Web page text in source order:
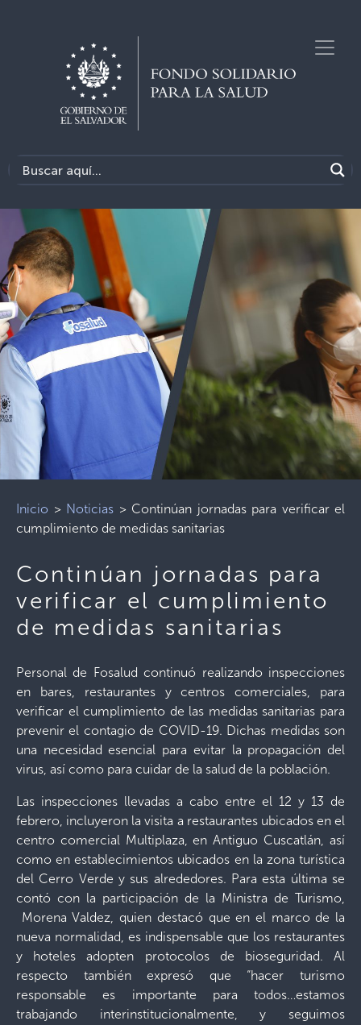
Inicio > Noticias > Continúan jornadas para verificar el
cumplimiento de medidas sanitarias
Continúan jornadas para
verificar el cumplimiento
de medidas sanitarias
Personal de Fosalud continuó realizando inspecciones
en bares, restaurantes y centros comerciales, para
verificar el cumplimiento de las medidas sanitarias para
prevenir el contagio de COVID-19. Dichas medidas son
una necesidad esencial para evitar la propagación del
virus, así como para cuidar de la salud de la población.
Las inspecciones llevadas a cabo entre el 12 y 13 de
febrero, incluyeron la visita a restaurantes ubicados en el
centro comercial Multiplaza, en Antiguo Cuscatlán, así
como en establecimientos ubicados en la zona turística
del Cerro Verde y sus alrededores. Para esta última se
contó con la participación de la Ministra de Turismo,
Morena Valdez, quien destacó que en el marco de la
nueva normalidad, es indispensable que los restaurantes
y hoteles adopten protocolos de bioseguridad. Al
respecto también expresó que “hacer turismo
responsable es importante para todos…estamos
trabajando interinstitucionalmente, y seguimos